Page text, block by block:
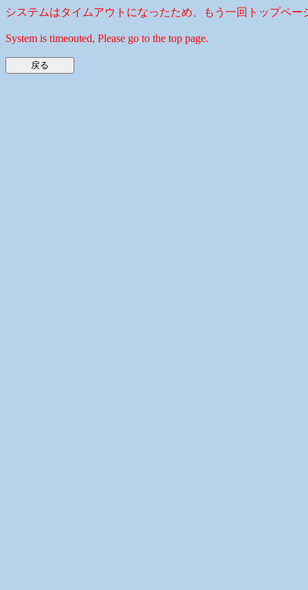
システムはタイムアウトになったため、もう一回トップペー
System is timeouted, Please go to the top page.